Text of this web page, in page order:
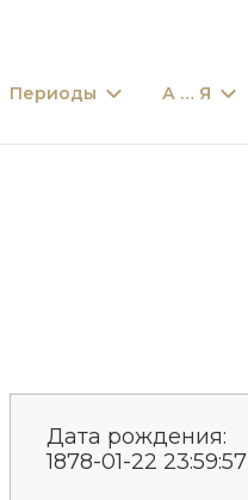
Периоды А … Я
Дата рождения:
1878-01-22 23:59:57